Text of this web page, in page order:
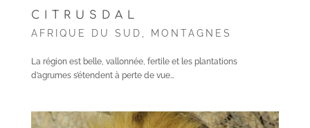
CITRUSDAL
AFRIQUE DU SUD MONTAGNES
La région est belle, vallonnée, fertile et les plantations
d’agrumes s’étendent à perte de vue…